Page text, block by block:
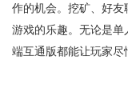
作的机会。挖矿、好
游戏的乐趣。无论是
端互通版都能让玩家尽